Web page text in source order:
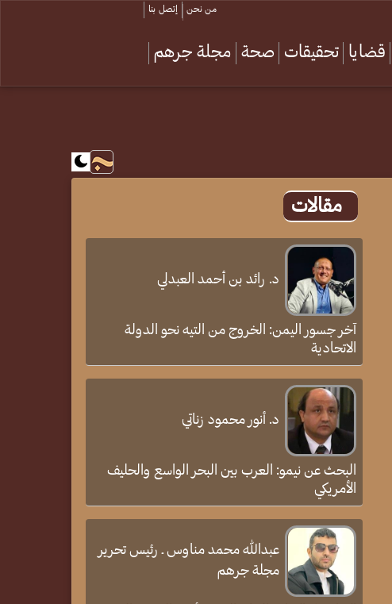
من نحن إتصل بنا
قضايا تحقيقات صحة مجلة جرهم
مقالات
د. رائد بن أحمد العبدلي
آخر جسور اليمن: الخروج من التيه نحو الدولة
الاتحادية
د. أنور محمود زناتي
البحث عن نيمو: العرب بين البحر الواسع والحليف
الأمريكي
عبدالله محمد مناوس ـ رئيس تحرير
مجلة جرهم